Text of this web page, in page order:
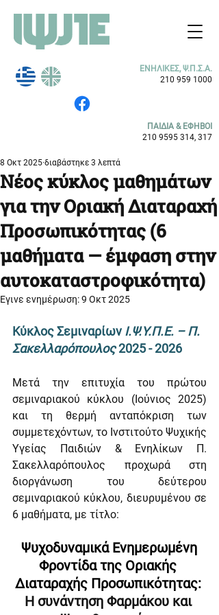
ΕΝΗΛΙΚΕΣ, Ψ.Π.Σ.Α.
210 959 1000
ΠΑΙΔΙΑ & ΕΦΗΒΟΙ
210 9595 314, 317
Νέος κύκλος μαθημάτων
για την Οριακή Διαταραχή
Προσωπικότητας (6
μαθήματα — έμφαση στην
αυτοκαταστροφικότητα)
8 Οκτ 2025 διαβάστηκε 3 λεπτά
Έγινε ενημέρωση:9 Οκτ 2025
Κύκλος Σεμιναρίων Ι.Ψ.Υ.Π.Ε. – Π.
Σακελλαρόπουλος 2025 - 2026
Μετά την επιτυχία του πρώτου
σεμιναριακού κύκλου (Ιούνιος 2025)
και τη θερμή ανταπόκριση των
συμμετεχόντων, το Ινστιτούτο Ψυχικής
Υγείας Παιδιών & Ενηλίκων Π.
Σακελλαρόπουλος προχωρά στη
διοργάνωση του δεύτερου
σεμιναριακού κύκλου, διευρυμένου σε
6 μαθήματα, με τίτλο:
Ψυχοδυναμικά Ενημερωμένη
Φροντίδα της Οριακής
Διαταραχής Προσωπικότητας:
Η συνάντηση Φαρμάκου και